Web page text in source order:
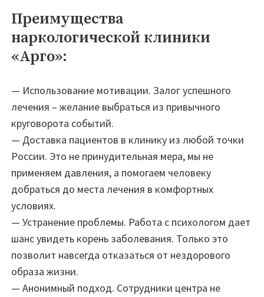
Преимущества
наркологической клиники
«Арго»:
— Использование мотивации. Залог успешного
лечения – желание выбраться из привычного
круговорота событий.
— Доставка пациентов в клинику из любой точки
России. Это не принудительная мера, мы не
применяем давления, а помогаем человеку
добраться до места лечения в комфортных
условиях.
— Устранение проблемы. Работа с психологом дает
шанс увидеть корень заболевания. Только это
позволит навсегда отказаться от нездорового
образа жизни.
— Анонимный подход. Сотрудники центра не